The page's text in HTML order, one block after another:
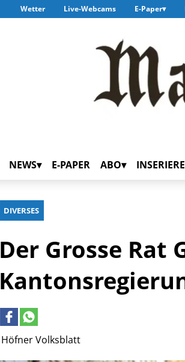
Wetter Live-Webcams E-Paper
NEWS E-PAPER ABO
DIVERSES
Höfner Volksblatt
Der Grosse